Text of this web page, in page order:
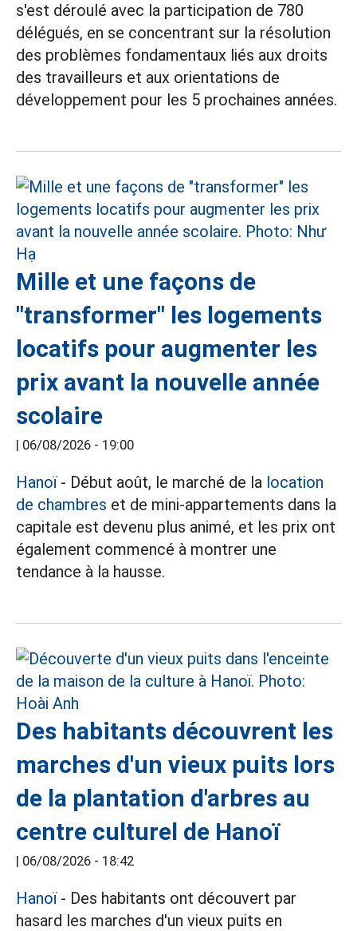
s'est déroulé avec la participation de 780
délégués, en se concentrant sur la résolution
des problèmes fondamentaux liés aux droits
des travailleurs et aux orientations de
développement pour les 5 prochaines années.
Mille et une façons de
"transformer" les logements
locatifs pour augmenter les
prix avant la nouvelle année
scolaire
| 06/08/2026 - 19:00
Hanoï- Début août, le marché de la location
de chambres et de mini-appartements dans la
capitale est devenu plus animé, et les prix ont
également commencé à montrer une
tendance à la hausse.
Des habitants découvrent les
marches d'un vieux puits lors
de la plantation d'arbres au
centre culturel de Hanoï
| 06/08/2026 - 18:42
Hanoï- Des habitants ont découvert par
hasard les marches d'un vieux puits en